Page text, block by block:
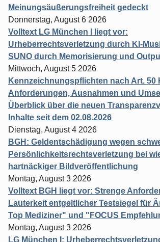
Meinungsäußerungsfreiheit gedeckt
Donnerstag, August 6 2026
Volltext LG München I liegt vor:
Urheberrechtsverletzung durch KI-
SUNO durch Memorisierung und
Mittwoch, August 5 2026
Kennzeichnungspflichten nach Art. 50
Anforderungen, Ausnahmen und
Überblick über die neuen
Inhalte seit dem 02.08.2026
Dienstag, August 4 2026
BGH: Geldentschädigung wegen
Persönlichkeitsrechtsverletzung bei
hartnäckiger Bildveröffentlichung
Montag, August 3 2026
Volltext BGH liegt vor: Strenge
Lauterkeit entgeltlicher Testsiegel für
Top Mediziner" und "FOCUS
Montag, August 3 2026
LG München I: